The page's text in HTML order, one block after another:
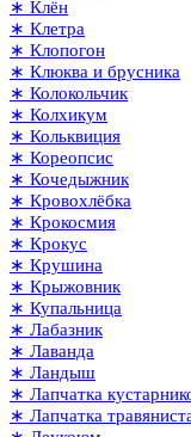
∗ Клён
∗ Клетра
∗ Клопогон
∗ Клюква и брусника
∗ Колокольчик
∗ Колхикум
∗ Кольквиция
∗ Кореопсис
∗ Кочедыжник
∗ Кровохлёбка
∗ Крокосмия
∗ Крокус
∗ Крушина
∗ Крыжовник
∗ Купальница
∗ Лабазник
∗ Лаванда
∗ Ландыш
∗ Лапчатка
∗ Лапчатка